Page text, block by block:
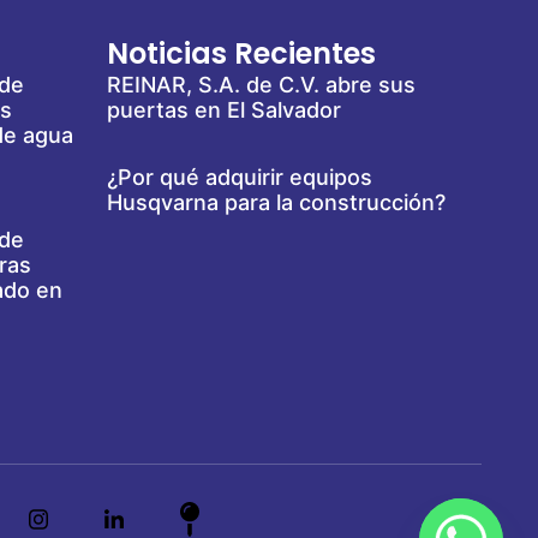
agua
en
Noticias Recientes
REINAR, S.A. de C.V. abre sus
puertas en El Salvador
¿Por qué adquirir equipos
Husqvarna para la construcción?